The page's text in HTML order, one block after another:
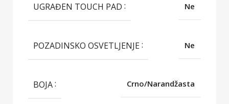
UGRAĐEN TOUCH PAD Ne
POZADINSKO OSVETLJENJE Ne
BOJA Crno/Narandžasta